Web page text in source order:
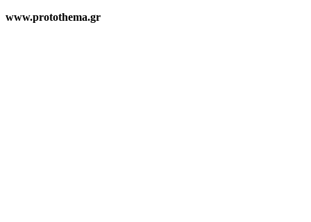
www.protothema.gr